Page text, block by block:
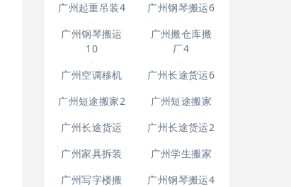
广州起重吊装5
广州吊装起重7
广州起重吊装4
广州钢琴搬运6
广州钢琴搬运
10
广州搬仓库搬
厂4
广州空调移机
广州长途货运6
广州短途搬家2
广州短途搬家
广州长途货运
广州长途货运2
广州家具拆装
广州学生搬家